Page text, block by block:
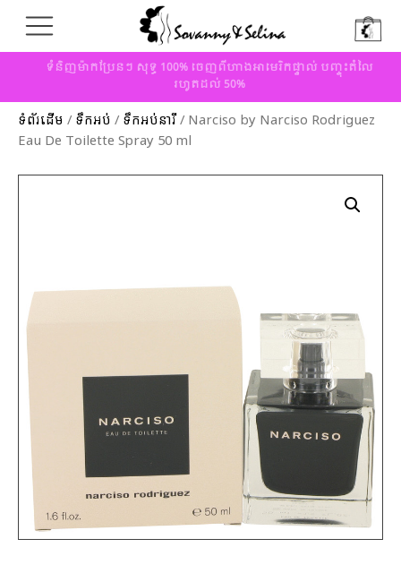
ទំនិញម៉ាកប្រែនៗ សុទ្ធ 100% ចេញពីហាងអាមេរិកផ្ទាល់ បញ្ចុះតំលៃ
រហូតដល់ 50%
ទំព័រដើម / ទឹកអប់ / ទឹកអប់នារី/ Narciso by Narciso Rodriguez
Eau De Toilette Spray 50 ml